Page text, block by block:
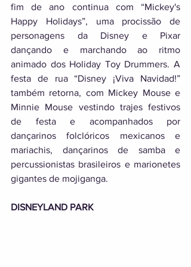
fim de ano continua com “Mickey's
Happy Holidays”, uma procissão de
personagens da Disney e Pixar
dançando e marchando ao ritmo
animado dos Holiday Toy Drummers. A
festa de rua “Disney ¡Viva Navidad!”
também retorna, com Mickey Mouse e
Minnie Mouse vestindo trajes festivos
de festa e acompanhados por
dançarinos folclóricos mexicanos e
mariachis, dançarinos de samba e
percussionistas brasileiros e marionetes
gigantes de mojiganga.
DISNEYLAND PARK